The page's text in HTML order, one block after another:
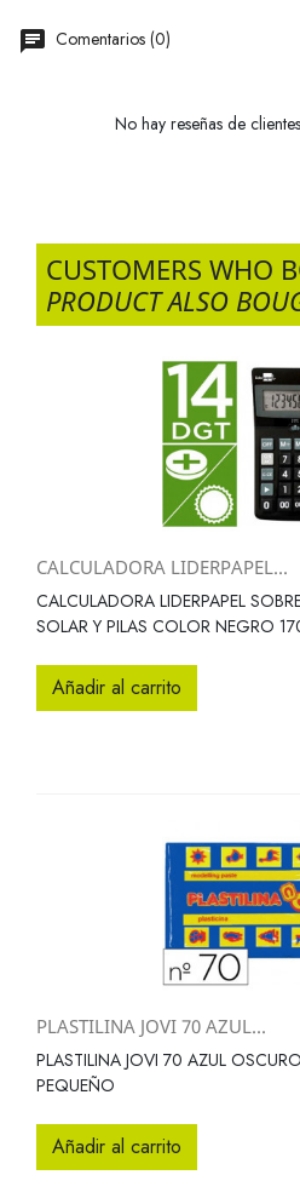
Comentarios (0)
No hay reseñas de
CUSTOMERS WHO
PRODUCT ALSO
CALCULADORA LIDERPAPEL...
CALCULADORA LIDERPAPEL
SOLAR Y PILAS COLOR NEGRO
Añadir al carrito
PLASTILINA JOVI 70 AZUL...
PLASTILINA JOVI 70 AZUL
PEQUEÑO
Añadir al carrito